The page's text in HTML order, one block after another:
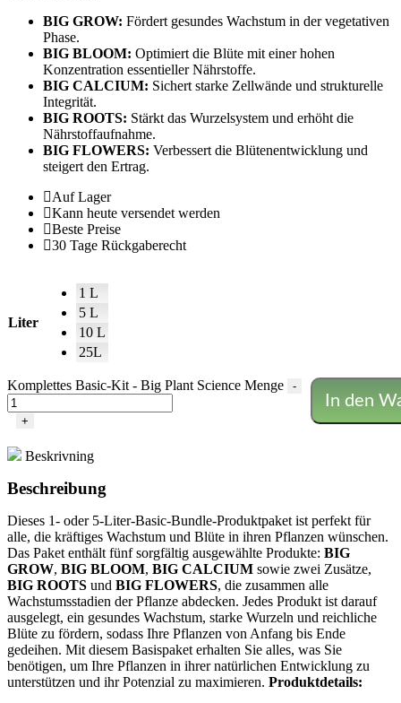
BIG GROW: Fördert gesundes Wachstum in der vegetativen
Phase.
BIG BLOOM: Optimiert die Blüte mit einer hohen
Konzentration essentieller Nährstoffe.
BIG CALCIUM: Sichert starke Zellwände und strukturelle
Integrität.
BIG ROOTS: Stärkt das Wurzelsystem und erhöht die
Nährstoffaufnahme.
BIG FLOWERS: Verbessert die Blütenentwicklung und
steigert den Ertrag.
Auf Lager
Kann heute versendet werden
Beste Preise
30 Tage Rückgaberecht
Liter
1 L
5 L
10 L
25L
Komplettes Basic-Kit - Big Plant Science Menge -
+
In den
Beskrivning
Beschreibung
Dieses 1- oder 5-Liter-Basic-Bundle-Produktpaket ist perfekt für
alle, die kräftiges Wachstum und Blüte in ihren Pflanzen wünschen.
Das Paket enthält fünf sorgfältig ausgewählte Produkte: BIG
GROW, BIG BLOOM, BIG CALCIUM sowie zwei Zusätze,
BIG ROOTS und BIG FLOWERS, die zusammen alle
Wachstumsstadien der Pflanze abdecken. Jedes Produkt ist darauf
ausgelegt, ein gesundes Wachstum, starke Wurzeln und reichliche
Blüte zu fördern, sodass Ihre Pflanzen von Anfang bis Ende
gedeihen. Mit diesem Basispaket erhalten Sie alles, was Sie
benötigen, um Ihre Pflanzen in ihrer natürlichen Entwicklung zu
unterstützen und ihr Potenzial zu maximieren. Produktdetails: